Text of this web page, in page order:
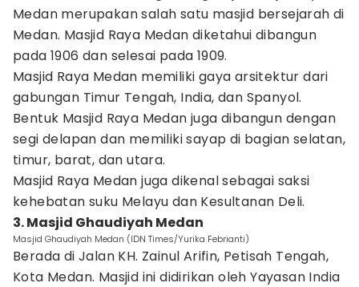
Medan merupakan salah satu masjid bersejarah di
Medan. Masjid Raya Medan diketahui dibangun
pada 1906 dan selesai pada 1909.
Masjid Raya Medan memiliki gaya arsitektur dari
gabungan Timur Tengah, India, dan Spanyol.
Bentuk Masjid Raya Medan juga dibangun dengan
segi delapan dan memiliki sayap di bagian selatan,
timur, barat, dan utara.
Masjid Raya Medan juga dikenal sebagai saksi
kehebatan suku Melayu dan Kesultanan Deli.
3. Masjid Ghaudiyah Medan
Masjid Ghaudiyah Medan (IDN Times/Yurika Febrianti)
Berada di Jalan KH. Zainul Arifin, Petisah Tengah,
Kota Medan. Masjid ini didirikan oleh Yayasan India